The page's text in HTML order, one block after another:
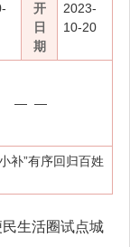
开
日
期
2023-
10-20
— —
补”有序回归百姓
生活圈试点城